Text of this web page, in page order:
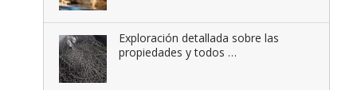
Exploración detallada sobre las
propiedades y todos …